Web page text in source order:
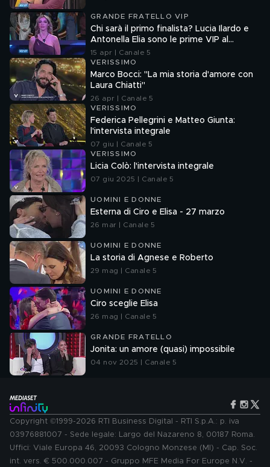
GRANDE FRATELLO VIP
Chi sarà il primo finalista? Lucia Ilardo e
Antonella Elia sono le prime VIP al
televoto
15 apr | Canale 5
VERISSIMO
Marco Bocci: "La mia storia d'amore con
Laura Chiatti"
26 apr | Canale 5
VERISSIMO
Federica Pellegrini e Matteo Giunta:
l'intervista integrale
07 giu | Canale 5
VERISSIMO
Licia Colò: l'intervista integrale
07 giu 2025 | Canale 5
UOMINI E DONNE
Esterna di Ciro e Elisa - 27 marzo
26 mar | Canale 5
UOMINI E DONNE
La storia di Agnese e Roberto
29 mag | Canale 5
UOMINI E DONNE
Ciro sceglie Elisa
26 mag | Canale 5
GRANDE FRATELLO
Jonita: un amore (quasi) impossibile
04 nov 2025 | Canale 5
Copyright ©1999-2026 RTI Business Digital - RTI S.p.A.: p. iva
03976881007 - Sede legale: Largo del Nazareno 8, 00187 Roma.
Uffici: Viale Europa 46, 20093 Cologno Monzese (MI) - Cap. Soc.
int. vers. € 500.000.007 - Gruppo MFE Media For Europe N.V. -